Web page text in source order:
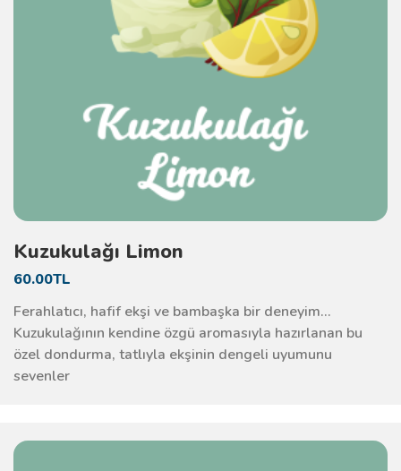
Kuzukulağı Limon
60.00TL
Ferahlatıcı, hafif ekşi ve bambaşka bir deneyim…
Kuzukulağının kendine özgü aromasıyla hazırlanan bu
özel dondurma, tatlıyla ekşinin dengeli uyumunu
sevenler